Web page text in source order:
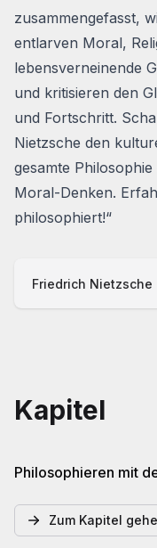
zusammengefasst,
entlarven Moral,
lebensverneinende
und kritisieren den
und Fortschritt.
Nietzsche den
gesamte
Moral-Denken.
philosophiert!“
Friedrich Nietzsche
Kapitel
Philosophieren mit
Zum Kapitel